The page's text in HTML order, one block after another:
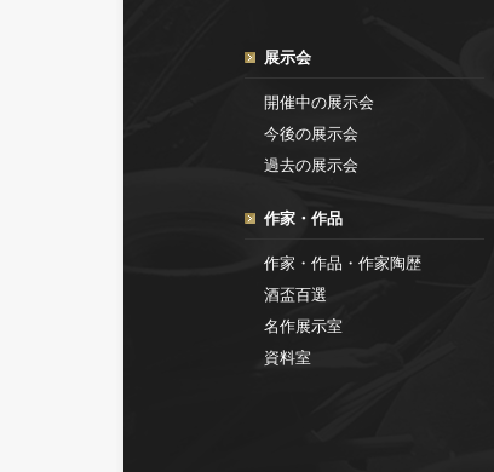
展示会
開催中の展示会
今後の展示会
過去の展示会
作家・作品
作家・作品・作家陶歴
酒盃百選
名作展示室
資料室